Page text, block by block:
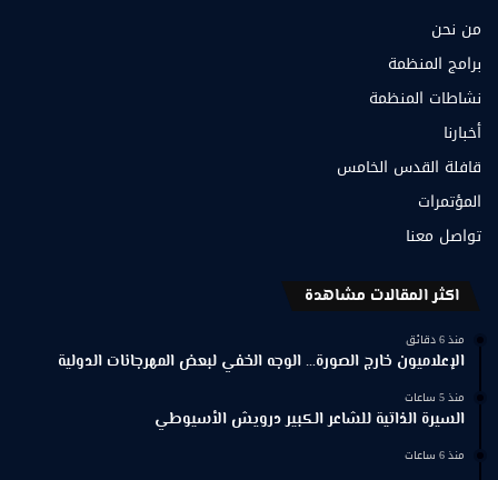
من نحن
برامج المنظمة
نشاطات المنظمة
أخبارنا
قافلة القدس الخامس
المؤتمرات
تواصل معنا
اكثر المقالات مشاهدة
منذ 6 دقائق
الإعلاميون خارج الصورة… الوجه الخفي لبعض المهرجانات الدولية
منذ 5 ساعات
السيرة الذاتية للشاعر الكبير درويش الأسيوطي
منذ 6 ساعات